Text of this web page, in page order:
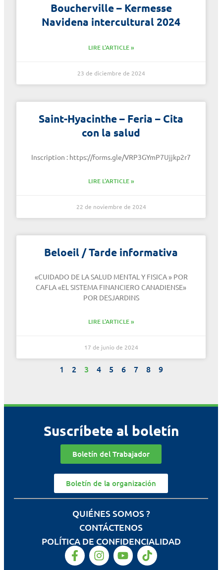
Boucherville – Kermesse
Navidena intercultural 2024
LIRE L'ARTICLE »
23 de diciembre de 2024
Saint-Hyacinthe – Feria – Cita
con la salud
Inscription : https://forms.gle/VRP3GYmP7Ujjkp2r7
LIRE L'ARTICLE »
22 de noviembre de 2024
Beloeil / Tarde informativa
«CUIDADO DE LA SALUD MENTAL Y FISICA » POR
CAFLA «EL SISTEMA FINANCIERO CANADIENSE»
POR DESJARDINS
LIRE L'ARTICLE »
17 de junio de 2024
1 2 3 4 5 6 7 8 9
Suscríbete al boletín
Boletín del Trabajador
Boletín de la organización
QUIÉNES SOMOS ?
CONTÁCTENOS
POLÍTICA DE CONFIDENCIALIDAD